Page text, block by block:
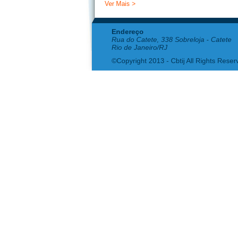
Ver Mais >
Endereço
Rua do Catete, 338 Sobreloja - Catete
Rio de Janeiro/RJ
©Copyright 2013 - Cbtij All Rights